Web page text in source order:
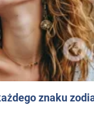
znaku